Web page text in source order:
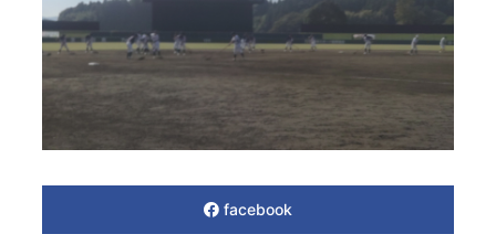
facebook